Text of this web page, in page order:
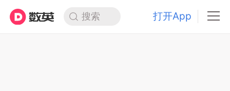
搜索 打开App